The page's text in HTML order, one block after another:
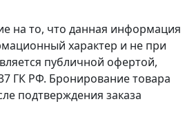
на то, что данная информация
характер и не при
публичной офертой,
ГК РФ. Бронирование товара
подтверждения заказа